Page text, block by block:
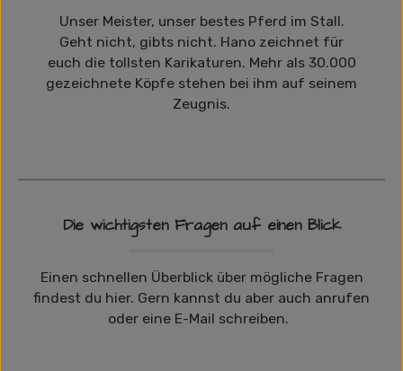
Unser Meister, unser bestes Pferd im Stall.
Geht nicht, gibts nicht. Hano zeichnet für
euch die tollsten Karikaturen. Mehr als 30.000
gezeichnete Köpfe stehen bei ihm auf seinem
Zeugnis.
Die wichtigsten Fragen auf einen Blick
Einen schnellen Überblick über mögliche Fragen
findest du hier. Gern kannst du aber auch anrufen
oder eine E-Mail schreiben.